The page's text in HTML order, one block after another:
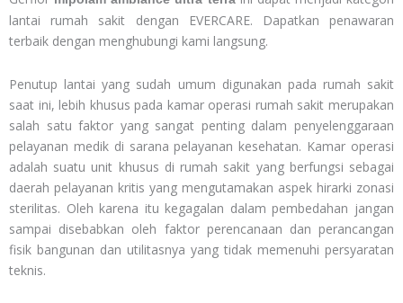
lantai rumah sakit dengan EVERCARE. Dapatkan penawaran
terbaik dengan menghubungi kami langsung.
Penutup lantai yang sudah umum digunakan pada rumah sakit
saat ini, lebih khusus pada kamar operasi rumah sakit merupakan
salah satu faktor yang sangat penting dalam penyelenggaraan
pelayanan medik di sarana pelayanan kesehatan. Kamar operasi
adalah suatu unit khusus di rumah sakit yang berfungsi sebagai
daerah pelayanan kritis yang mengutamakan aspek hirarki zonasi
sterilitas. Oleh karena itu kegagalan dalam pembedahan jangan
sampai disebabkan oleh faktor perencanaan dan perancangan
fisik bangunan dan utilitasnya yang tidak memenuhi persyaratan
teknis.